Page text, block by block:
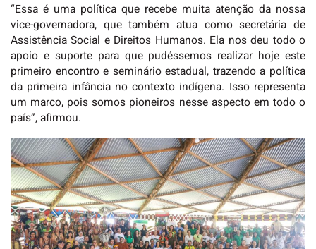
“Essa é uma política que recebe muita atenção da nossa
vice-governadora, que também atua como secretária de
Assistência Social e Direitos Humanos. Ela nos deu todo o
apoio e suporte para que pudéssemos realizar hoje este
primeiro encontro e seminário estadual, trazendo a política
da primeira infância no contexto indígena. Isso representa
um marco, pois somos pioneiros nesse aspecto em todo o
país”, afirmou.